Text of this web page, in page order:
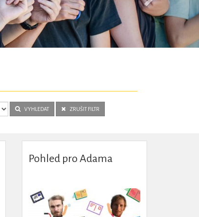
VYHLEDAT ZRUŠIT FILTR
Pohled pro Adama